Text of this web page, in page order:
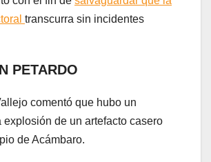
transcurra sin incidentes
PETARDO
comentó que hubo un
explosión de un artefacto casero
de Acámbaro.